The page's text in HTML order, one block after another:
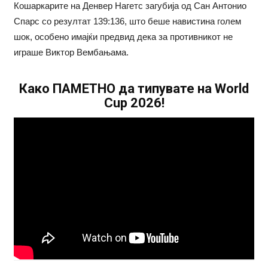
Кошаркарите на Денвер Нагетс загубија од Сан Антонио
Спарс со резултат 139:136, што беше навистина голем
шок, особено имајќи предвид дека за противникот не
играше Виктор Вембањама.
Како ПАМЕТНО да типувате на World
Cup 2026!